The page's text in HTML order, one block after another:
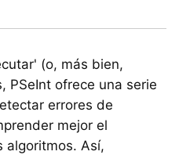
(o, más bien,
PSeInt ofrece una serie
errores de
mejor el
algoritmos. Así,